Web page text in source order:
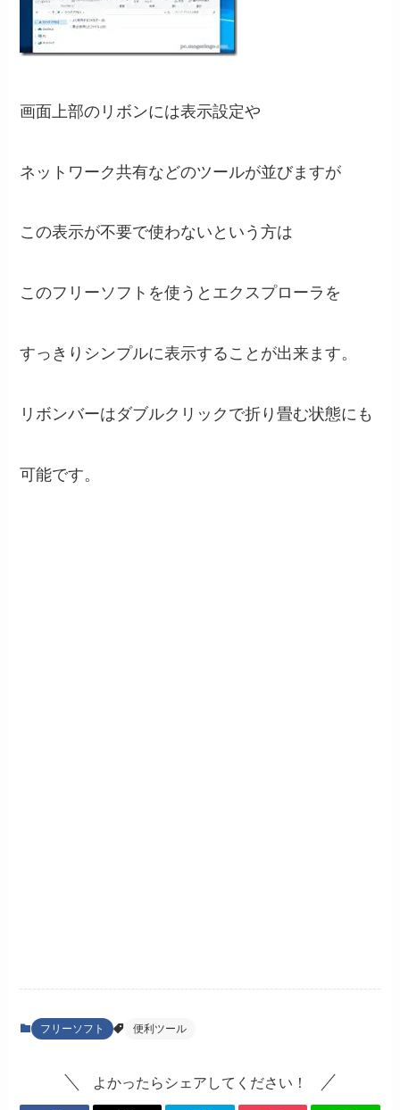
画面上部のリボンには表示設定や
ネットワーク共有などのツールが並びますが
この表示が不要で使わないという方は
このフリーソフトを使うとエクスプローラを
すっきりシンプルに表示することが出来ます。
リボンバーはダブルクリックで折り畳む状態にも
可能です。
フリーソフト 便利ツール
よかったらシェアしてください！